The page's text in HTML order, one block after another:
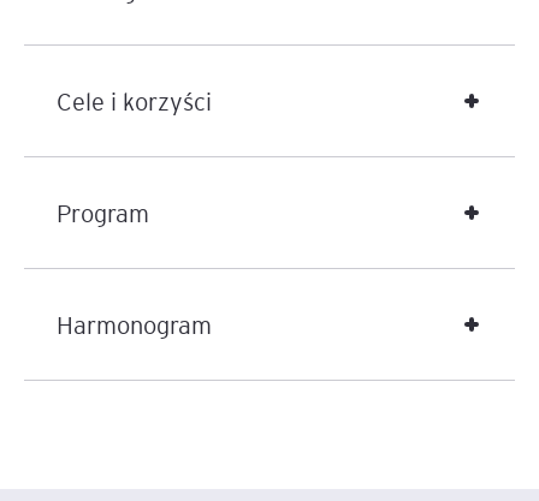
odpowiedzialności Dyrektora Finansowego — od
Cele i korzyści
Program
Harmonogram